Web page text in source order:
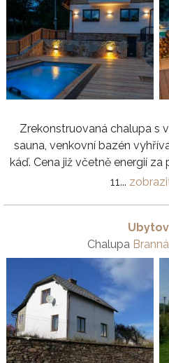
Zrekonstruovaná chalupa s
sauna, venkovní bazén
káď. Cena již včetně energií
11...
Chalupa Branná